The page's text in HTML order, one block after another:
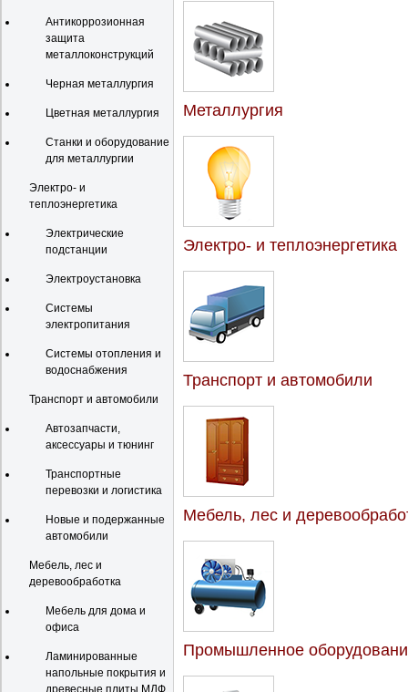
Антикоррозионная
защита
металлоконструкций
Черная металлургия
Цветная металлургия
Станки и оборудование
для металлургии
Электро- и
теплоэнергетика
Электрические
подстанции
Электроустановка
Системы
электропитания
Системы отопления и
водоснабжения
Транспорт и автомобили
Автозапчасти,
аксессуары и тюнинг
Транспортные
перевозки и логистика
Новые и подержанные
автомобили
Мебель, лес и
деревообработка
Мебель для дома и
офиса
Ламинированные
напольные покрытия и
древесные плиты МДФ,
Металлургия
Электро- и теплоэнергетика
Транспорт и автомобили
Мебель, лес и
Промышленное